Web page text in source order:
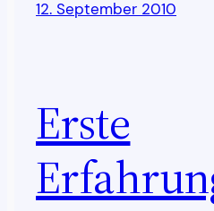
12. September 2010
Erste